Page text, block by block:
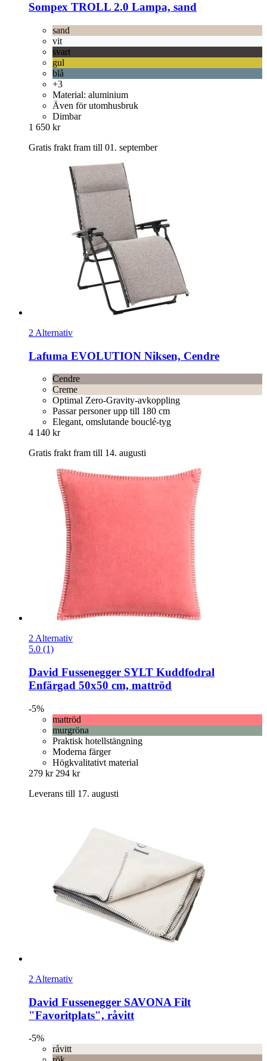
Sompex TROLL 2.0 Lampa, sand
sand
vit
svart
gul
blå
+3
Material: aluminium
Även för utomhusbruk
Dimbar
1 650 kr
Gratis frakt fram till 01. september
2 Alternativ
Lafuma EVOLUTION Niksen, Cendre
Cendre
Creme
Optimal Zero-Gravity-avkoppling
Passar personer upp till 180 cm
Elegant, omslutande bouclé-tyg
4 140 kr
Gratis frakt fram till 14. augusti
2 Alternativ
5.0 (1)
David Fussenegger SYLT Kuddfodral
Enfärgad 50x50 cm, mattröd
-5%
mattröd
murgröna
Praktisk hotellstängning
Moderna färger
Högkvalitativt material
279 kr 294 kr
Leverans till 17. augusti
2 Alternativ
David Fussenegger SAVONA Filt
"Favoritplats", råvitt
-5%
råvitt